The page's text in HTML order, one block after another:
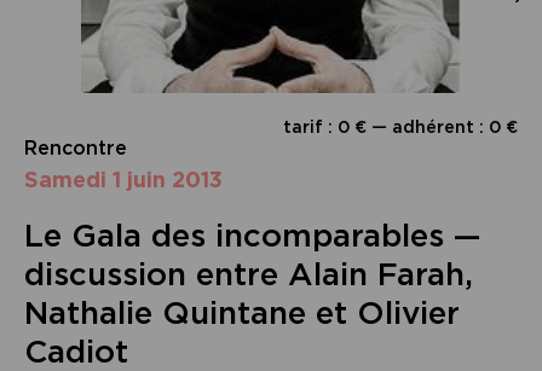
tarif : 0 € — adhérent : 0 €
Rencontre
samedi 1 juin 2013
Le Gala des incomparables —
discussion entre Alain Farah,
Nathalie Quintane et Olivier
Cadiot